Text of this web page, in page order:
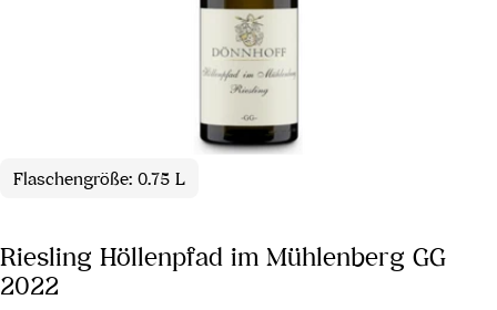
Flaschengröße: 0.75 L
Riesling Höllenpfad im Mühlenberg GG
2022